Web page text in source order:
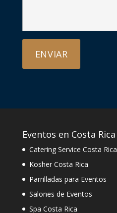
Eventos en Costa Rica
Catering Service Costa Rica
Kosher Costa Rica
Parrilladas para Eventos
Salones de Eventos
Spa Costa Rica